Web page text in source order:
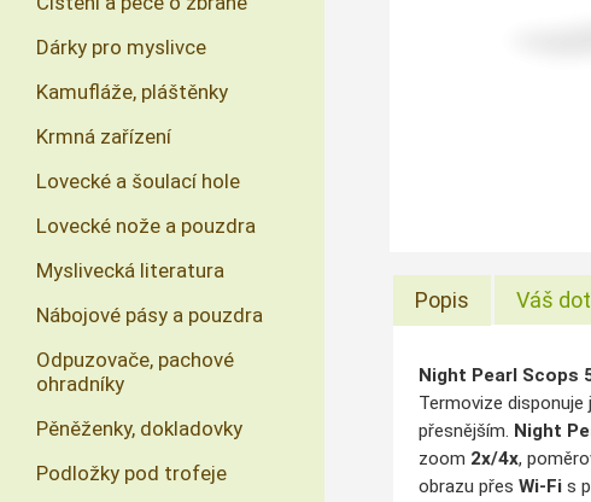
Popis Váš
Night Pearl Scops
Termovize disponuje
přesnějším. Night
zoom 2x/4x,
obrazu přesWi-Fi s
Dárky pro myslivce
Kamufláže, pláštěnky
Krmná zařízení
Lovecké a šoulací hole
Lovecké nože a pouzdra
Myslivecká literatura
Nábojové pásy a pouzdra
Odpuzovače, pachové
ohradníky
Pěněženky, dokladovky
Podložky pod trofeje